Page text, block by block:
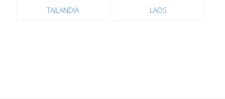
TAILANDIA LAOS